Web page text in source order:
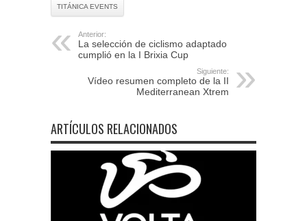
TITÁNICA EVENTS
Anterior:
La selección de ciclismo adaptado
cumplió en la I Brixia Cup
Siguiente:
Vídeo resumen completo de la II
Mediterranean Xtrem
ARTÍCULOS RELACIONADOS